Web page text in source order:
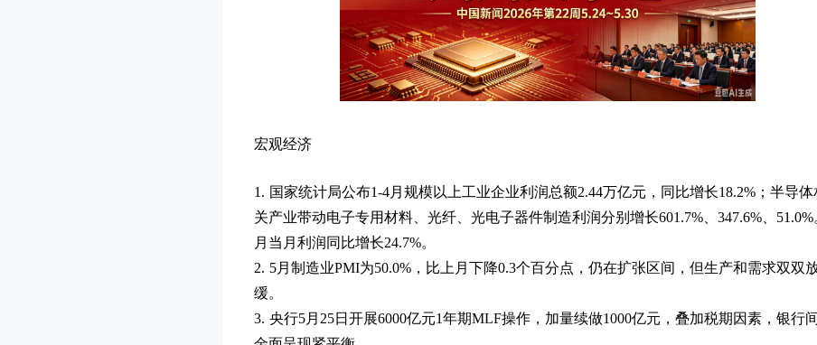
宏观经济
1. 国家统计局公布1-4月规模以上工业企业利润总额2.44万亿元，同比增长18.2%；半导体
关产业带动电子专用材料、光纤、光电子器件制造利润分别增长601.7%、347.6%、51.0%
月当月利润同比增长24.7%。
2. 5月制造业PMI为50.0%，比上月下降0.3个百分点，仍在扩张区间，但生产和需求双双
缓。
3. 央行5月25日开展6000亿元1年期MLF操作，加量续做1000亿元，叠加税期因素，银行